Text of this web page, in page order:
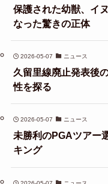
保護された幼獣、イ
なった驚きの正体
2026-05-07 ニュース
久留里線廃止発表後
性を探る
2026-05-07 ニュース
未勝利のPGAツアー
キング